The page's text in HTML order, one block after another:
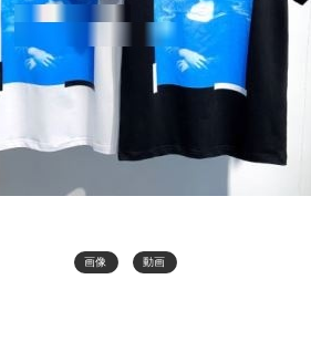
画像 動画